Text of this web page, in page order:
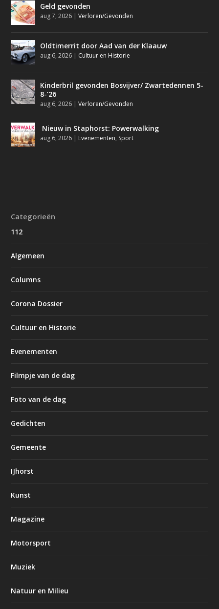
Geld gevonden
aug 7, 2026 |Verloren/Gevonden
Oldtimerrit door Aad van der Klaauw
aug 6, 2026 | Cultuur en Historie
Kinderbril gevonden Bosvijver/ Zwartedennen 5-
8-’26
aug 6, 2026 |Verloren/Gevonden
Nieuw in Staphorst: Powerwalking
aug 6, 2026 | Evenementen, Sport
Categorieën
112
Algemeen
Columns
Corona Dossier
Cultuur en Historie
Evenementen
Filmpje van de dag
Foto van de dag
Gedichten
Gemeente
IJhorst
Kunst
Magazine
Motorsport
Muziek
Natuur en Milieu